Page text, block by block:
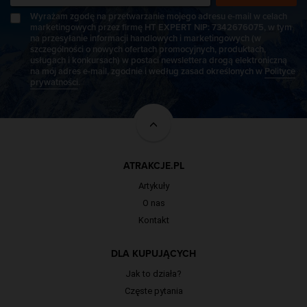
Wyrażam zgodę na przetwarzanie mojego adresu e-mail w celach
marketingowych przez firmę HT EXPERT NIP: 7342676075, w tym
na przesyłanie informacji handlowych i marketingowych (w
szczególności o nowych ofertach promocyjnych, produktach,
usługach i konkursach) w postaci newslettera drogą elektroniczną
na mój adres e-mail, zgodnie i według zasad określonych w Polityce
prywatności.
ATRAKCJE.PL
Artykuły
O nas
Kontakt
DLA KUPUJĄCYCH
Jak to działa?
Częste pytania